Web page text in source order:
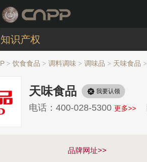
知识产权
> 饮食食品 > 调料调味 > 调味品 > 天味食品 >
天味食品 我要认领
电话：400-028-5300 更多>>
品牌网址>>